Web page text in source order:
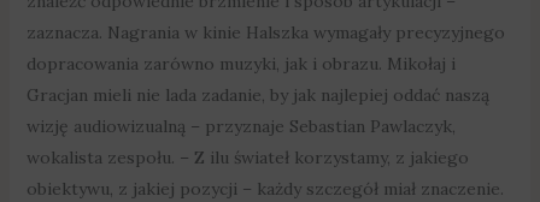
zaznacza. Nagrania w kinie Halszka wymagały precyzyjnego
dopracowania zarówno muzyki, jak i obrazu. Mikołaj i
Gracjan mieli nie lada zadanie, by jak najlepiej oddać naszą
wizję audiowizualną – przyznaje Sebastian Pawlaczyk,
wokalista zespołu. – Z ilu świateł korzystamy, z jakiego
obiektywu, z jakiej pozycji – każdy szczegół miał znaczenie.